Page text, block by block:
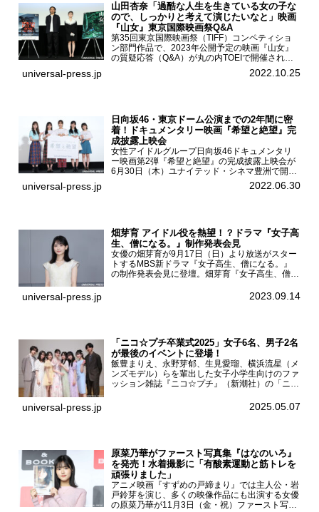
山田杏奈「過酷な人生を生きている女の子な
ので、しっかりと考えて演じたいなと」映画
『山女』東京国際映画祭Q&A
第35回東京国際映画祭（TIFF）コンペティショ
ン部門作品で、2023年公開予定の映画『山女』
の質疑応答（Q&A）が丸の内TOEIで開催され、
主演を務めた女優の山田杏奈、監督の福永壮志が
登壇。本作について語った。映画『山女』第35
universal-press.jp 2022.10.25
日向坂46・東京ドーム公演までの2年間に密
着！ドキュメンタリー映画『希望と絶望』完
成披露上映会
女性アイドルグループ日向坂46ドキュメンタリ
ー映画第2弾『希望と絶望』の完成披露上映会が
6月30日（木）ユナイテッド・シネマ豊洲で開催
され、日向坂46メンバーの加藤史帆、齊藤京
子、佐々木久美、富田鈴花、松田好花の5人が登
universal-press.jp 2022.06.30
畑芽育 アイドル役を熱望！？ドラマ『女子高
生、僧になる。』制作発表会見
女優の畑芽育が9月17日（日）より放送がスター
トするMBS新ドラマ『女子高生、僧になる。』
の制作発表会見に登壇。畑芽育『女子高生、僧に
ーについて「下白石麦は頭にビックリマークと、
universal-press.jp 2023.09.14
「ニコ☆プチ卒業式2025」女子6名、男子2名
が最後のイベントに登場！
飯豊まりえ、永野芽郁、生見愛瑠、横浜流星（メ
ンズモデル）らを輩出した女子小学生向けのファ
ッション雑誌『ニコ☆プチ』（新潮社）の「ニコ
モード学園コクーンタワーで開催され、卒業モデ
universal-press.jp 2025.05.07
原菜乃華がファースト写真集『はなのいろ』
を発売！水着撮影に「有酸素運動と筋トレを
頑張りました」
アニメ映画『すずめの戸締まり』では主人公・岩
戸鈴芽を演じ、多くの映像作品にも出演する女優
の原菜乃華が11月3日（金・祝）ファースト写真